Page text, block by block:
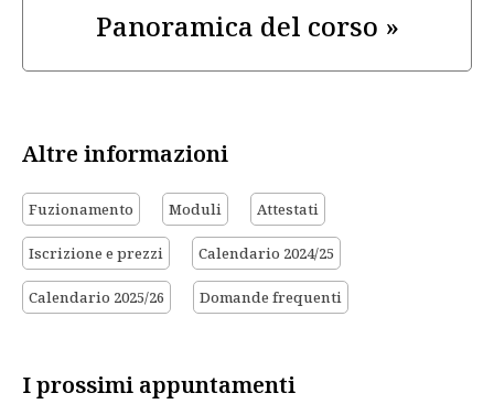
Panoramica del corso »
Altre informazioni
Fuzionamento Moduli Attestati
Iscrizione e prezzi Calendario 2024/25
Calendario 2025/26 Domande frequenti
I prossimi appuntamenti